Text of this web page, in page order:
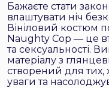
Бажаєте стати
влаштувати ніч
Вініловий костюм
Naughty Cop — це
та сексуальності.
матеріалу з
створений для тих,
уваги та